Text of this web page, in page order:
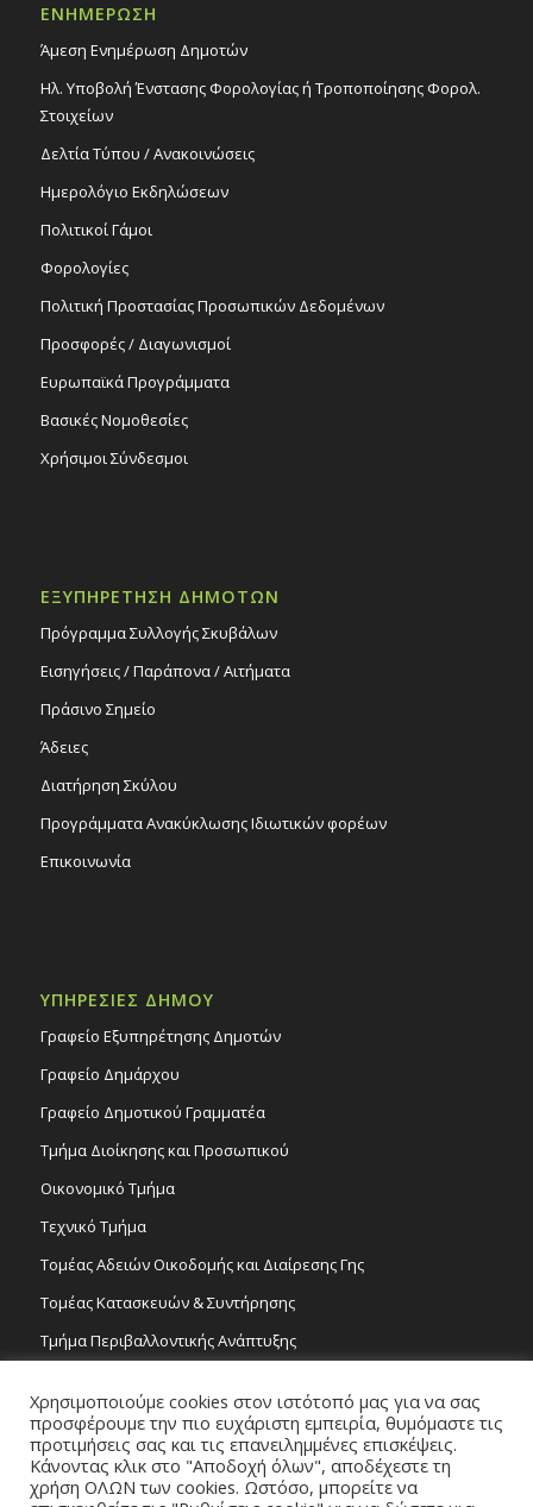
ΕΝΗΜΕΡΩΣΗ
Άμεση Ενημέρωση Δημοτών
Ηλ. Υποβολή Ένστασης Φορολογίας ή Τροποποίησης Φορολ.
Στοιχείων
Δελτία Τύπου / Ανακοινώσεις
Ημερολόγιο Εκδηλώσεων
Πολιτικοί Γάμοι
Φορολογίες
Πολιτική Προστασίας Προσωπικών Δεδομένων
Προσφορές / Διαγωνισμοί
Ευρωπαϊκά Προγράμματα
Βασικές Νομοθεσίες
Χρήσιμοι Σύνδεσμοι
ΕΞΥΠΗΡΕΤΗΣΗ ΔΗΜΟΤΩΝ
Πρόγραμμα Συλλογής Σκυβάλων
Εισηγήσεις / Παράπονα / Αιτήματα
Πράσινο Σημείο
Άδειες
Διατήρηση Σκύλου
Προγράμματα Ανακύκλωσης Ιδιωτικών φορέων
Επικοινωνία
ΥΠΗΡΕΣΙΕΣ ΔΗΜΟΥ
Γραφείο Εξυπηρέτησης Δημοτών
Γραφείο Δημάρχου
Γραφείο Δημοτικού Γραμματέα
Τμήμα Διοίκησης και Προσωπικού
Οικονομικό Τμήμα
Τεχνικό Τμήμα
Τομέας Αδειών Οικοδομής και Διαίρεσης Γης
Τομέας Κατασκευών & Συντήρησης
Τμήμα Περιβαλλοντικής Ανάπτυξης
Τομέας Γραμμάτων και Τεχνών
Τροχονομία
Χρησιμοποιούμε cookies στον ιστότοπό μας για να σας
προσφέρουμε την πιο ευχάριστη εμπειρία, θυμόμαστε τις
προτιμήσεις σας και τις επανειλημμένες επισκέψεις.
Κάνοντας κλικ στο "Αποδοχή όλων", αποδέχεστε τη
χρήση ΟΛΩΝ των cookies. Ωστόσο, μπορείτε να